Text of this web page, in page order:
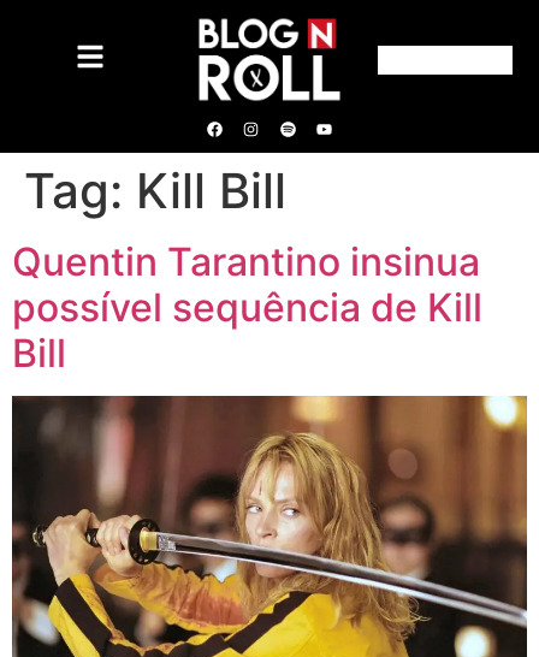
Tag: Kill Bill
Quentin Tarantino insinua
possível sequência de Kill
Bill